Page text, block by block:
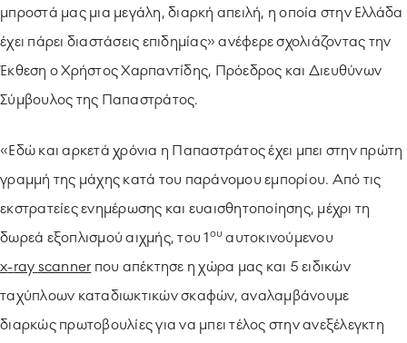
μπροστά μας μια μεγάλη, διαρκή απειλή, η οποία στην Ελλάδα
έχει πάρει διαστάσεις επιδημίας» ανέφερε σχολιάζοντας την
Έκθεση ο Χρήστος Χαρπαντίδης, Πρόεδρος και Διευθύνων
Σύμβουλος της Παπαστράτος.
«Εδώ και αρκετά χρόνια η Παπαστράτος έχει μπει στην πρώτη
γραμμή της μάχης κατά του παράνομου εμπορίου. Από τις
εκστρατείες ενημέρωσης και ευαισθητοποίησης, μέχρι τη
δωρεά εξοπλισμού αιχμής, του 1ου αυτοκινούμενου
x-ray scannerπου απέκτησε η χώρα μας και 5 ειδικών
ταχύπλοων καταδιωκτικών σκαφών, αναλαμβάνουμε
διαρκώς πρωτοβουλίες για να μπει τέλος στην ανεξέλεγκτη